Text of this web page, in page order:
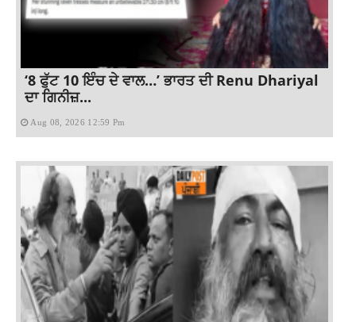
‘8 ਫੁੱਟ 10 ਇੰਚ ਦੇ ਵਾਲ…’ ਭਾਰਤ ਦੀ Renu Dhariyal
ਦਾ ਗਿਨੀਜ਼...
Aug 08, 2026 12:59 Pm